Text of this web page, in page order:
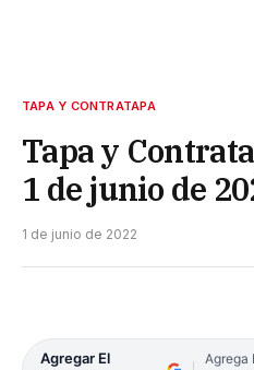
TAPA Y CONTRATAPA
Tapa y
1 de junio de
1 de junio de 2022
Agregar El
Agrega